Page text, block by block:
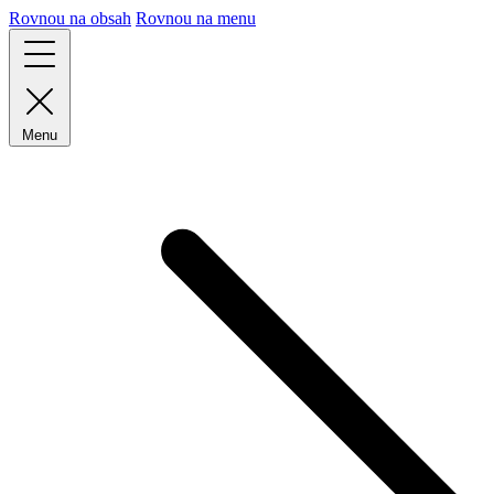
Rovnou na obsah Rovnou na menu
Menu